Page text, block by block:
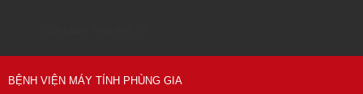
BỆNH VIỆN MÁY TÍNH PHÙNG GIA